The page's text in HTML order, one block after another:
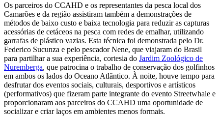
Os parceiros do CCAHD e os representantes da pesca local dos
Camarões e da região assistiram também a demonstrações de
métodos de baixo custo e baixa tecnologia para reduzir as capturas
acessórias de cetáceos na pesca com redes de emalhar, utilizando
garrafas de plástico vazias. Esta técnica foi demonstrada pelo Dr.
Federico Sucunza e pelo pescador Nene, que viajaram do Brasil
para partilhar a sua experiência, cortesia do Jardim Zoológico de
Nuremberga, que patrocina o trabalho de conservação dos golfinhos
em ambos os lados do Oceano Atlântico. À noite, houve tempo para
desfrutar dos eventos sociais, culturais, desportivos e artísticos
(performativos) que fizeram parte integrante do evento Streetwhale e
proporcionaram aos parceiros do CCAHD uma oportunidade de
socializar e criar laços em ambientes menos formais.